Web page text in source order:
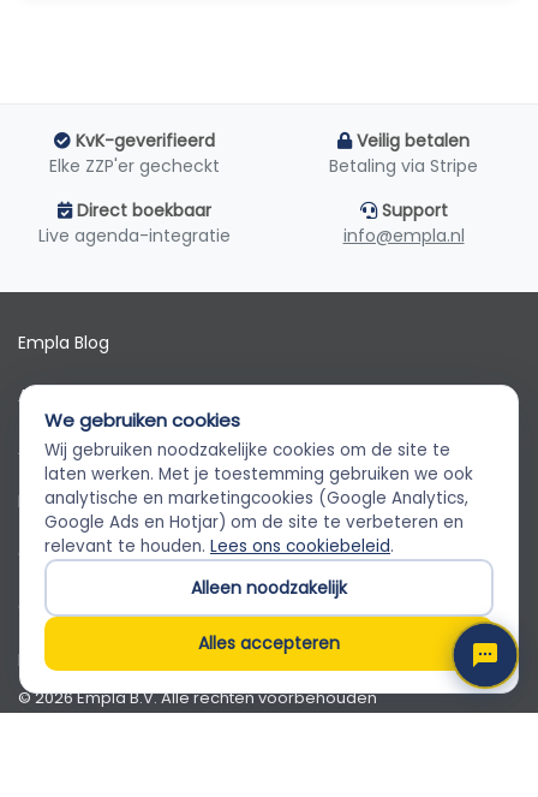
KvK-geverifieerd
Elke ZZP'er gecheckt
Veilig betalen
Betaling via Stripe
Direct boekbaar
Live agenda-integratie
Support
info@empla.nl
Empla Blog
Algemene voorwaarden
AVG
Privacybeleid
Cookiebeleid
Cookievoorkeuren
Klantenservice
© 2026 Empla B.V. Alle rechten voorbehouden
Empla Assistent
Altijd beschikbaar, stel een vraag
We gebruiken cookies
Wij gebruiken noodzakelijke cookies om de site te
laten werken. Met je toestemming gebruiken we ook
analytische en marketingcookies (Google Analytics,
Google Ads en Hotjar) om de site te verbeteren en
relevant te houden. Lees ons cookiebeleid.
Alleen noodzakelijk
Alles accepteren